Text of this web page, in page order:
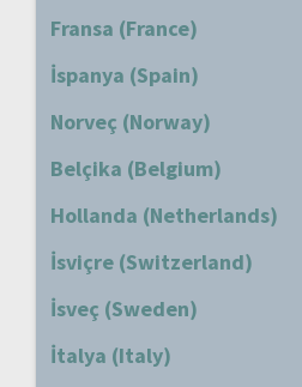
Fransa (France)
İspanya (Spain)
Norveç (Norway)
Belçika (Belgium)
Hollanda (Netherlands)
İsviçre (Switzerland)
İsveç (Sweden)
İtalya (Italy)